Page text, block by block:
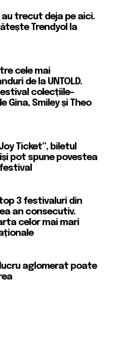
trecut deja pe aici.
Trendyol la
cele mai
de la UNTOLD.
colecțiile-
Gina, Smiley și Theo
Ticket”, biletul
pot spune povestea
top 3 festivaluri din
an consecutiv.
celor mai mari
lucru aglomerat poate